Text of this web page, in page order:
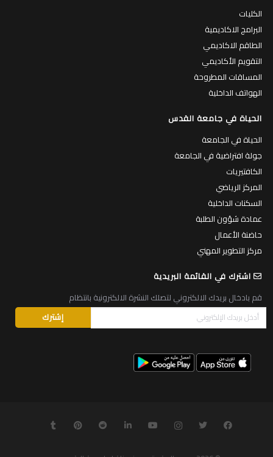
الكليات
البرامج الاكاديمية
الطاقم الاكاديمي
التقويم الأكاديمي
المساقات المطروحة
الهواتف الداخلية
الحياة في جامعة القدس
الحياة في الجامعة
جولة افتراضية في الجامعة
الكافتيريات
المركز الرياضي
السكنات الداخلية
عمادة شؤون الطلبة
حاضنة الأعمال
مركز التطوير المهني
اشترك في القائمة البريدية
قم بادخال بريدك الالكتروني لتصلك النشرة الالكترونية بانتظام